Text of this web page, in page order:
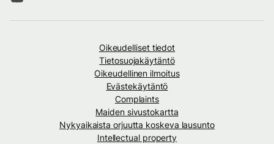
Oikeudelliset tiedot
Tietosuojakäytäntö
Oikeudellinen ilmoitus
Evästekäytäntö
Complaints
Maiden sivustokartta
Nykyaikaista orjuutta koskeva lausunto
Intellectual property